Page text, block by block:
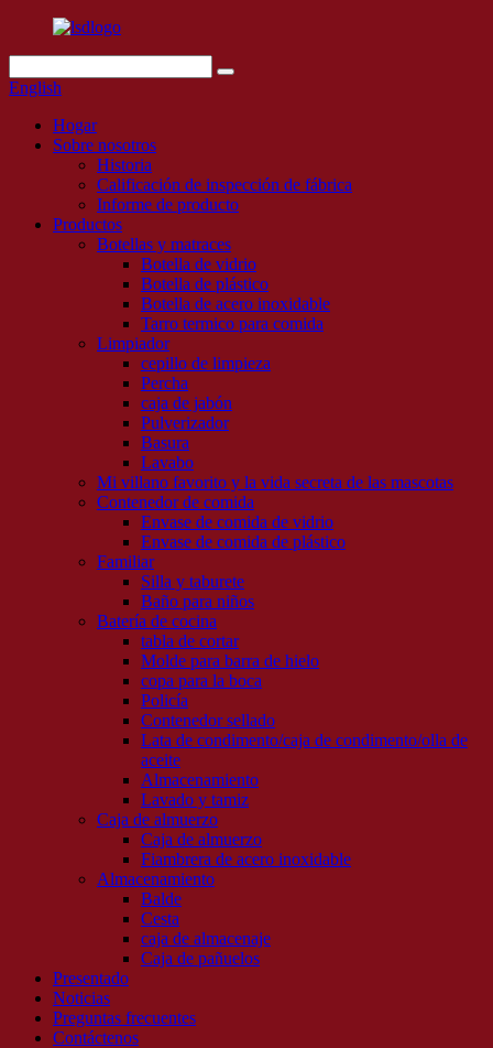
English
Hogar
Sobre nosotros
Historia
Calificación de inspección de fábrica
Informe de producto
Productos
Botellas y matraces
Botella de vidrio
Botella de plástico
Botella de acero inoxidable
Tarro termico para comida
Limpiador
cepillo de limpieza
Percha
caja de jabón
Pulverizador
Basura
Lavabo
Mi villano favorito y la vida secreta de las mascotas
Contenedor de comida
Envase de comida de vidrio
Envase de comida de plástico
Familiar
Silla y taburete
Baño para niños
Batería de cocina
tabla de cortar
Molde para barra de hielo
copa para la boca
Policía
Contenedor sellado
Lata de condimento/caja de condimento/olla de
aceite
Almacenamiento
Lavado y tamiz
Caja de almuerzo
Caja de almuerzo
Fiambrera de acero inoxidable
Almacenamiento
Balde
Cesta
caja de almacenaje
Caja de pañuelos
Presentado
Noticias
Preguntas frecuentes
Contáctenos